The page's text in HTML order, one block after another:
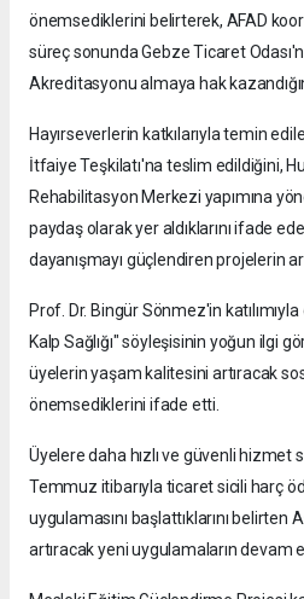
önemsediklerini belirterek, AFAD
süreç sonunda Gebze Ticaret
Akreditasyonu almaya hak
Hayırseverlerin katkılarıyla temin
İtfaiye Teşkilatı'na teslim edildiğini,
Rehabilitasyon Merkezi yapımına
paydaş olarak yer aldıklarını ifade
dayanışmayı güçlendiren projelerin
Prof. Dr. Bingür Sönmez'in
Kalp Sağlığı" söyleşisinin yoğun ilgi
üyelerin yaşam kalitesini artıracak
önemsediklerini ifade etti.
Üyelere daha hızlı ve güvenli hizmet
Temmuz itibarıyla ticaret sicili harç
uygulamasını başlattıklarını
artıracak yeni uygulamaların devam